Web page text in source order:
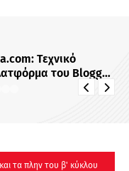
Τεχνικό
του Blogger
τα πλην τoυ β' κύκλου